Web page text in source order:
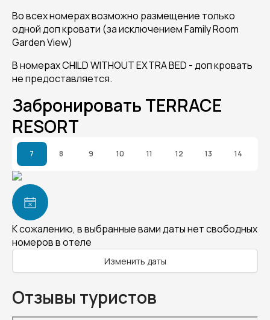
Во всех номерах возможно размещение только
одной доп кровати (за исключением Family Room
Garden View)
В номерах CHILD WITHOUT EXTRA BED - доп кровать
не предоставляется.
Забронировать TERRACE
RESORT
7 8 9 10 11 12 13 14
К сожалению, в выбранные вами даты нет свободных
номеров в отеле
Изменить даты
Отзывы туристов